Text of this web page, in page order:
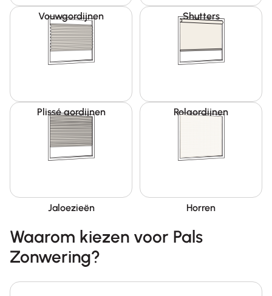
Vouwgordijnen Shutters
Plissé gordijnen Rolgordijnen
Jaloezieën Horren
Waarom kiezen voor Pals
Zonwering?